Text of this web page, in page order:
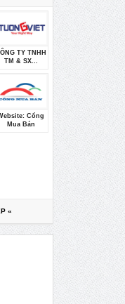
TY TNHH
TM & SX...
Cổng
Mua Bán
«